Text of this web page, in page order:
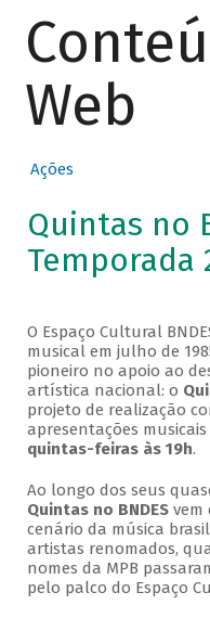
Web
Ações
Quintas no
Temporada
O Espaço Cultural
musical em julho de
pioneiro no apoio ao
artística nacional: o
projeto de realização
apresentações
quintas-feiras às 19h.
Ao longo dos seus
Quintas no BNDESvem
cenário da música
artistas renomados,
nomes da MPB
pelo palco do Espaço